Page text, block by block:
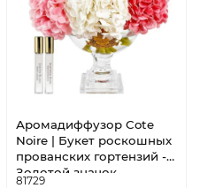
Аромадиффузор Cote
Noire | Букет роскошных
прованских гортензий -
Золотой значок
81729